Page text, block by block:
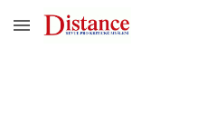
Skip to main content